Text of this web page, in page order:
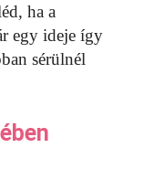
ha a
egy ideje így
sérülnél